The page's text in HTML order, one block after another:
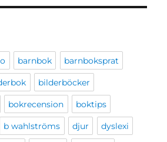
barnbok barnboksprat
bilderböcker
bokrecension boktips
b wahlströms djur dyslexi